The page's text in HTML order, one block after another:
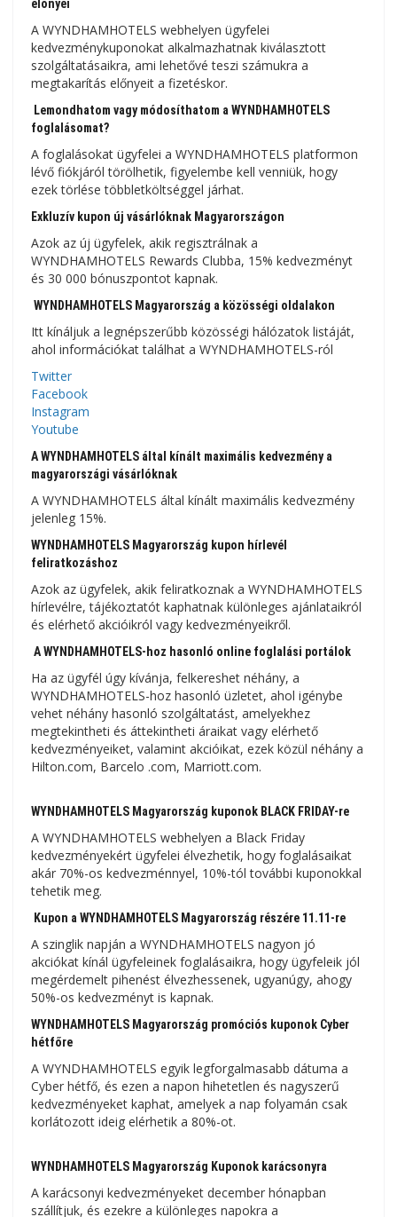
előnyei
A WYNDHAMHOTELS webhelyen ügyfelei
kedvezménykuponokat alkalmazhatnak kiválasztott
szolgáltatásaikra, ami lehetővé teszi számukra a
megtakarítás előnyeit a fizetéskor.
Lemondhatom vagy módosíthatom a WYNDHAMHOTELS
foglalásomat?
A foglalásokat ügyfelei a WYNDHAMHOTELS platformon
lévő fiókjáról törölhetik, figyelembe kell venniük, hogy
ezek törlése többletköltséggel járhat.
Exkluzív kupon új vásárlóknak Magyarországon
Azok az új ügyfelek, akik regisztrálnak a
WYNDHAMHOTELS Rewards Clubba, 15% kedvezményt
és 30 000 bónuszpontot kapnak.
WYNDHAMHOTELS Magyarország a közösségi oldalakon
Itt kínáljuk a legnépszerűbb közösségi hálózatok listáját,
ahol információkat találhat a WYNDHAMHOTELS-ról
Twitter
Facebook
Instagram
Youtube
A WYNDHAMHOTELS által kínált maximális kedvezmény a
magyarországi vásárlóknak
A WYNDHAMHOTELS által kínált maximális kedvezmény
jelenleg 15%.
WYNDHAMHOTELS Magyarország kupon hírlevél
feliratkozáshoz
Azok az ügyfelek, akik feliratkoznak a WYNDHAMHOTELS
hírlevélre, tájékoztatót kaphatnak különleges ajánlataikról
és elérhető akcióikról vagy kedvezményeikről.
A WYNDHAMHOTELS-hoz hasonló online foglalási portálok
Ha az ügyfél úgy kívánja, felkereshet néhány, a
WYNDHAMHOTELS-hoz hasonló üzletet, ahol igénybe
vehet néhány hasonló szolgáltatást, amelyekhez
megtekintheti és áttekintheti áraikat vagy elérhető
kedvezményeiket, valamint akcióikat, ezek közül néhány a
Hilton.com, Barcelo .com, Marriott.com.
WYNDHAMHOTELS Magyarország kuponok BLACK FRIDAY-re
A WYNDHAMHOTELS webhelyen a Black Friday
kedvezményekért ügyfelei élvezhetik, hogy foglalásaikat
akár 70%-os kedvezménnyel, 10%-tól további kuponokkal
tehetik meg.
Kupon a WYNDHAMHOTELS Magyarország részére 11.11-re
A szinglik napján a WYNDHAMHOTELS nagyon jó
akciókat kínál ügyfeleinek foglalásaikra, hogy ügyfeleik jól
megérdemelt pihenést élvezhessenek, ugyanúgy, ahogy
50%-os kedvezményt is kapnak.
WYNDHAMHOTELS Magyarország promóciós kuponok Cyber ​​​​
hétfőre
A WYNDHAMHOTELS egyik legforgalmasabb dátuma a
Cyber ​​​​hétfő, és ezen a napon hihetetlen és nagyszerű
kedvezményeket kaphat, amelyek a nap folyamán csak
korlátozott ideig elérhetik a 80%-ot.
WYNDHAMHOTELS Magyarország Kuponok karácsonyra
A karácsonyi kedvezményeket december hónapban
szállítjuk, és ezekre a különleges napokra a